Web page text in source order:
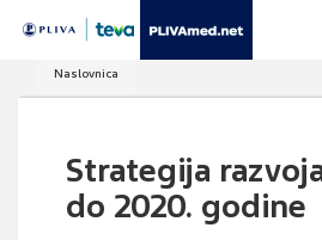
Naslovnica
Strategija
do 2020. godine